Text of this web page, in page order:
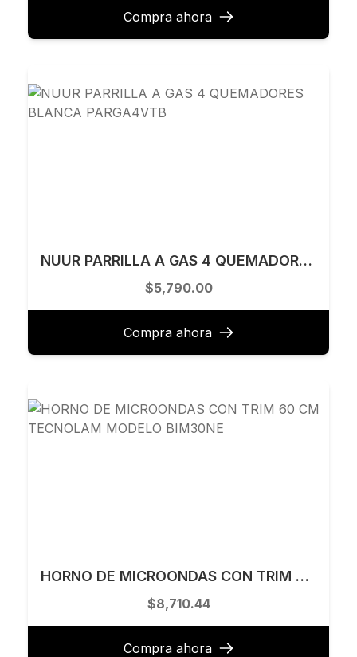
Compra ahora
NUUR PARRILLA A GAS 4 QUEMADORES BLANCA PARGA4VTB
$5,790.00
Compra ahora
HORNO DE MICROONDAS CON TRIM 60 CM TECNOLAM MODELO BIM30NE
$8,710.44
Compra ahora